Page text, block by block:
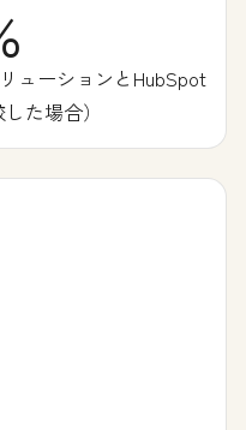
ューションとHubSpot
た場合）